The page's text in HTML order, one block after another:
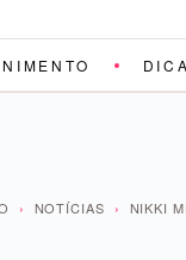
› NOTÍCIAS › NIKKI